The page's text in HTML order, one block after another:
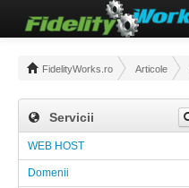
FidelityWorks.ro Articole
Servicii
WEB HOST
Domenii